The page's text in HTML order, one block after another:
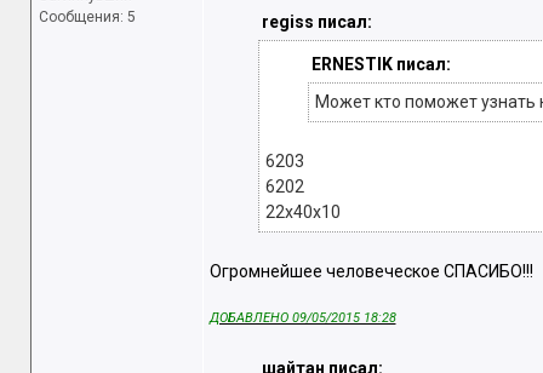
Сообщения: 5
regiss писал:
ERNESTIK писал:
Может кто поможет узнать
6203
6202
22х40х10
Огромнейшее человеческое СПАСИБО!!!
ДОБАВЛЕНО 09/05/2015 18:28
шайтан писал: